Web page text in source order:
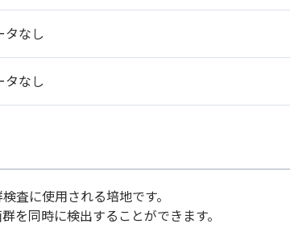
タなし
タなし
査に使用される培地です。
を同時に検出することができます。